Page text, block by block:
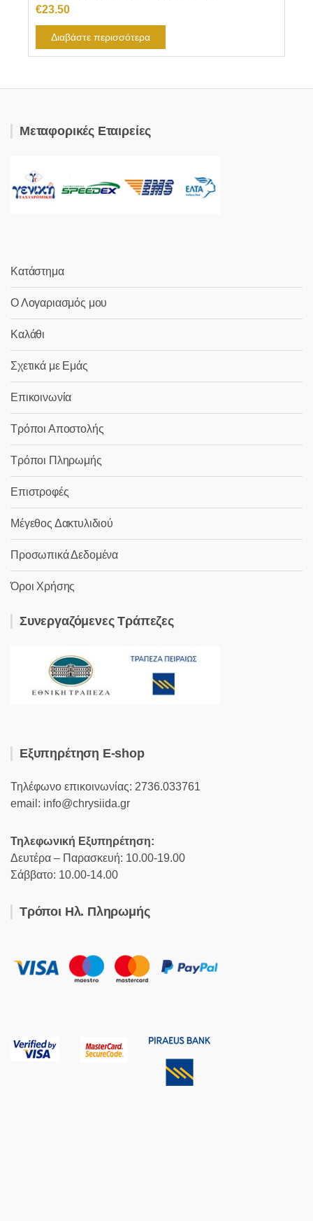
€23.50
Διαβάστε περισσότερα
Μεταφορικές Εταιρείες
Κατάστημα
Ο Λογαριασμός μου
Καλάθι
Σχετικά με Εμάς
Επικοινωνία
Τρόποι Αποστολής
Τρόποι Πληρωμής
Επιστροφές
Μέγεθος Δακτυλιδιού
Προσωπικά Δεδομένα
Όροι Χρήσης
Συνεργαζόμενες Τράπεζες
Εξυπηρέτηση E-shop
Τηλέφωνο επικοινωνίας: 2736.033761
email: info@chrysiida.gr
Τηλεφωνική Εξυπηρέτηση:
Δευτέρα – Παρασκευή: 10.00-19.00
Σάββατο: 10.00-14.00
Τρόποι Ηλ. Πληρωμής